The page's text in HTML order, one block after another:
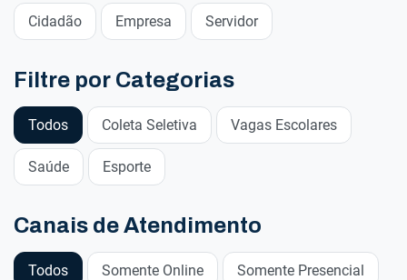
Cidadão Empresa Servidor
Filtre por Categorias
Todos Coleta Seletiva Vagas Escolares
Saúde Esporte
Canais de Atendimento
Todos Somente Online Somente Presencial